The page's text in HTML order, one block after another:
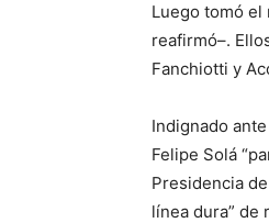
Luego tomó el
reafirmó–.
Fanchiotti y
Indignado
Felipe Solá
Presidencia
línea dura”